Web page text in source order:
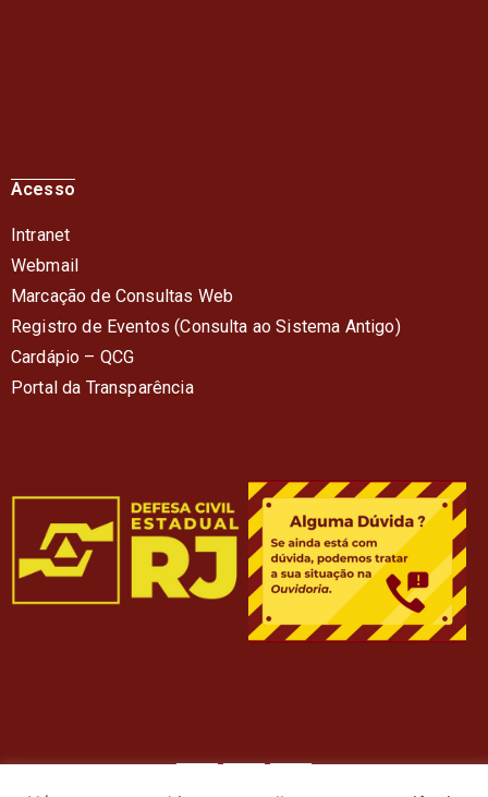
Acesso
Intranet
Webmail
Marcação de Consultas Web
Registro de Eventos (Consulta ao Sistema Antigo)
Cardápio – QCG
Portal da Transparência